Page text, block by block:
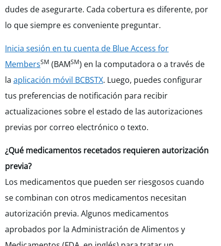
dudes de asegurarte. Cada cobertura es diferente, por
lo que siempre es conveniente preguntar.
Inicia sesión en tu cuenta de Blue Access for
MembersSM (BAMSM) en la computadora o a través de
la aplicación móvil BCBSTX. Luego, puedes configurar
tus preferencias de notificación para recibir
actualizaciones sobre el estado de las autorizaciones
previas por correo electrónico o texto.
¿Qué medicamentos recetados requieren autorización
previa?
Los medicamentos que pueden ser riesgosos cuando
se combinan con otros medicamentos necesitan
autorización previa. Algunos medicamentos
aprobados por la Administración de Alimentos y